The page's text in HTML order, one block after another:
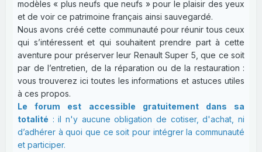
modèles « plus neufs que neufs » pour le plaisir des yeux
et de voir ce patrimoine français ainsi sauvegardé.
Nous avons créé cette communauté pour réunir tous ceux
qui s’intéressent et qui souhaitent prendre part à cette
aventure pour préserver leur Renault Super 5, que ce soit
par de l’entretien, de la réparation ou de la restauration :
vous trouverez ici toutes les informations et astuces utiles
à ces propos.
Le forum est accessible gratuitement dans sa
totalité : il n'y aucune obligation de cotiser, d'achat, ni
d’adhérer à quoi que ce soit pour intégrer la communauté
et participer.